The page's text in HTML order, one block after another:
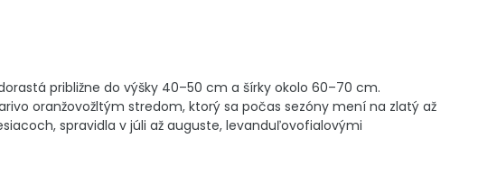
dorastá približne do výšky 40–50 cm a šírky okolo 60–70 cm.
oranžovožltým stredom, ktorý sa počas sezóny mení na zlatý až
spravidla v júli až auguste, levanduľovofialovými